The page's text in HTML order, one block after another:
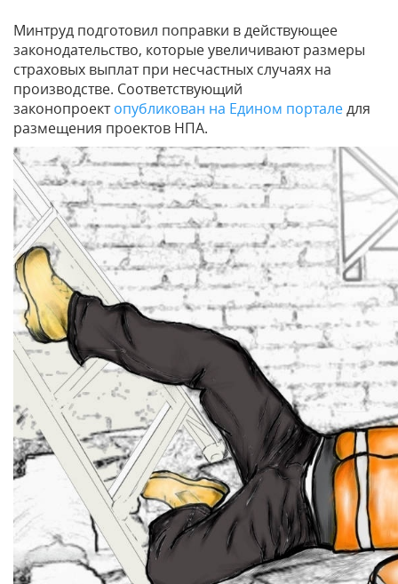
Минтруд подготовил поправки в действующее
законодательство, которые увеличивают размеры
страховых выплат при несчастных случаях на
производстве. Соответствующий
законопроектопубликован на Едином порталедля
размещения проектов НПА.